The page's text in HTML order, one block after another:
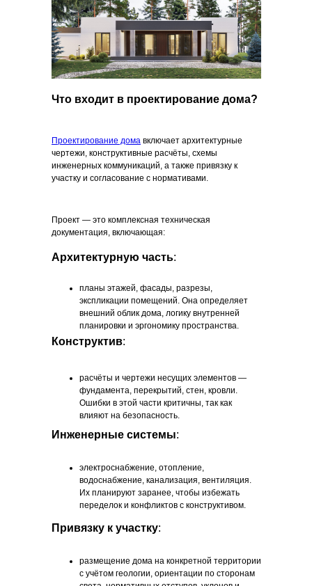
Что входит в проектирование дома?
Проектирование дома включает архитектурные
чертежи, конструктивные расчёты, схемы
инженерных коммуникаций, а также привязку к
участку и согласование с нормативами.
Архитектурную часть:
планы этажей, фасады, разрезы,
экспликации помещений. Она определяет
внешний облик дома, логику внутренней
планировки и эргономику пространства.
Конструктив:
расчёты и чертежи несущих элементов —
фундамента, перекрытий, стен, кровли.
Ошибки в этой части критичны, так как
влияют на безопасность.
Инженерные системы:
электроснабжение, отопление,
водоснабжение, канализация, вентиляция.
Их планируют заранее, чтобы избежать
переделок и конфликтов с конструктивом.
Привязку к участку:
размещение дома на конкретной территории
с учётом геологии, ориентации по сторонам
Проект — это комплексная техническая
документация, включающая: